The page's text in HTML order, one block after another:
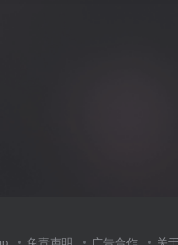
免责声明 广告合作 关